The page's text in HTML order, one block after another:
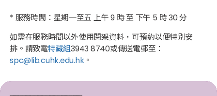
* 服務時間：星期一至五 上午 9 時 至 下午 5 時 30 分
如需在服務時間以外使用閉架資料，可預約以便特別安
排。請致電特藏組3943 8740或傳送電郵至：
spc@lib.cuhk.edu.hk。